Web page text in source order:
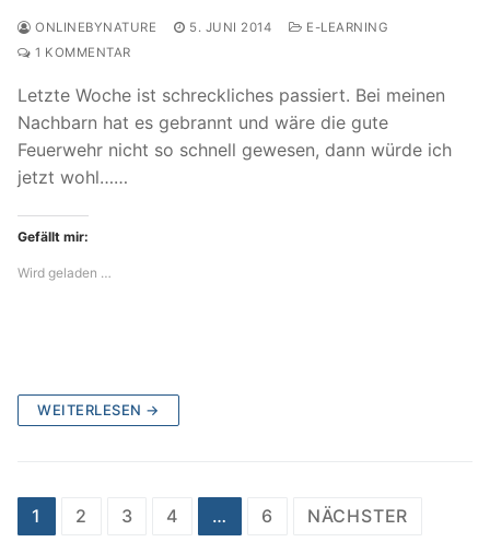
ONLINEBYNATURE 5. JUNI 2014
E-LEARNING
1 KOMMENTAR
Letzte Woche ist schreckliches passiert. Bei meinen
Nachbarn hat es gebrannt und wäre die gute
Feuerwehr nicht so schnell gewesen, dann würde ich
jetzt wohl……
Gefällt mir:
Wird geladen …
WEITERLESEN →
Beitragsnavigation
1 2 3 4 … 6 NÄCHSTER